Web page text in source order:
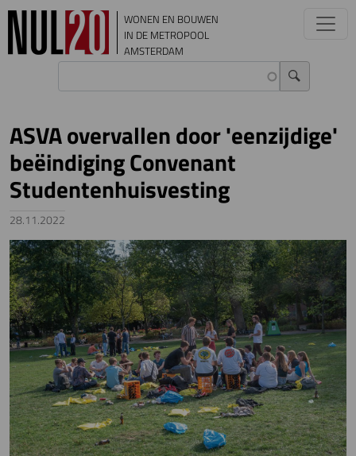
Overslaan en naar de inhoud gaan
WONEN EN BOUWEN
IN DE METROPOOL
AMSTERDAM
ASVA overvallen door 'eenzijdige'
beëindiging Convenant
Studentenhuisvesting
28.11.2022
Image